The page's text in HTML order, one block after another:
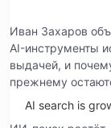
Иван Захаров
AI-инструменты
выдачей, и
прежнему
AI search is